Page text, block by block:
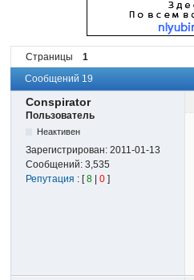
Страницы 1
Сообщений 19
Conspirator
Пользователь
Неактивен
Зарегистрирован:2011-01-13
Сообщений:3,535
Репутация : [8 |0 ]